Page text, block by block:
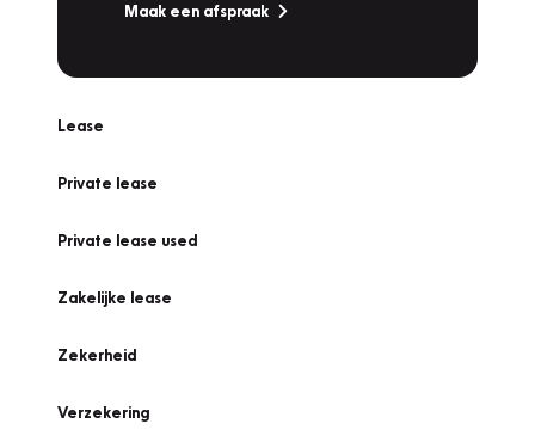
Maak een afspraak
Lease
Private lease
Private lease used
Zakelijke lease
Zekerheid
Verzekering